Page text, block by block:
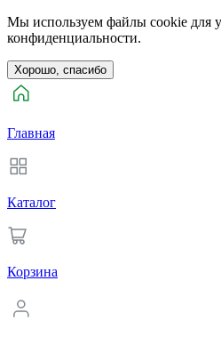
Мы используем файлы cookie для
конфиденциальности.
Хорошо, спасибо
Главная
Каталог
Корзина